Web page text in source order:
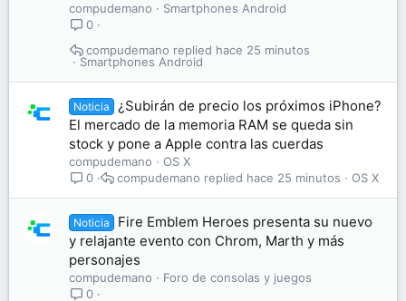
compudemano
Smartphones Android
0
Smartphones Android
hace 25 minutos
compudemano
Noticia
¿Subirán de precio los próximos iPhone?
El mercado de la memoria RAM se queda sin
stock y pone a Apple contra las cuerdas
compudemano
OS X
0
OS X
hace 25 minutos
compudemano
Noticia
Fire Emblem Heroes presenta su nuevo
y relajante evento con Chrom, Marth y más
personajes
compudemano
Foro de consolas y juegos
0